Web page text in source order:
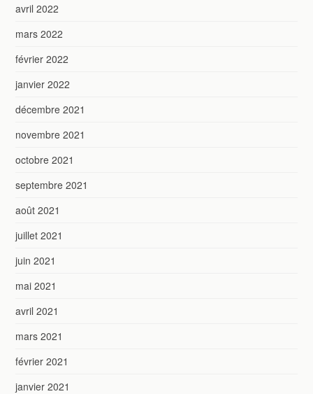
avril 2022
mars 2022
février 2022
janvier 2022
décembre 2021
novembre 2021
octobre 2021
septembre 2021
août 2021
juillet 2021
juin 2021
mai 2021
avril 2021
mars 2021
février 2021
janvier 2021